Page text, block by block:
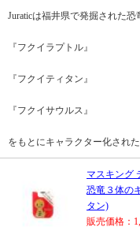
Juraticは福井県で発掘された恐
『フクイラプトル』
『フクイティタン』
『フクイサウルス』
をもとにキャラクター化され
マスキング
恐竜３体の
タン)
販売価格：